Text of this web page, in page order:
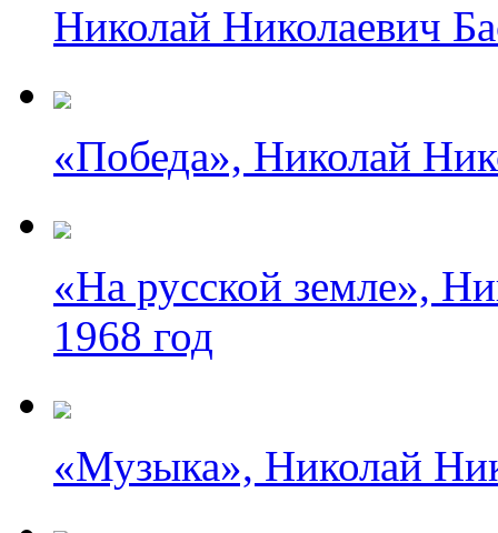
Николай Николаевич
«Победа», Николай
«На русской земле»,
1968 год
«Музыка», Николай